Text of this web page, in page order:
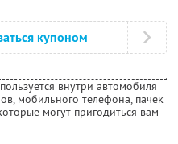
купоном
внутри автомобиля
мобильного телефона, пачек
могут пригодиться вам